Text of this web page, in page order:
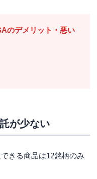
のデメリット・悪い
が少ない
きる商品は12銘柄のみ